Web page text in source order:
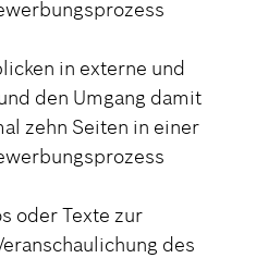
in externe und
den Umgang damit
zehn Seiten in einer
oder Texte zur
des